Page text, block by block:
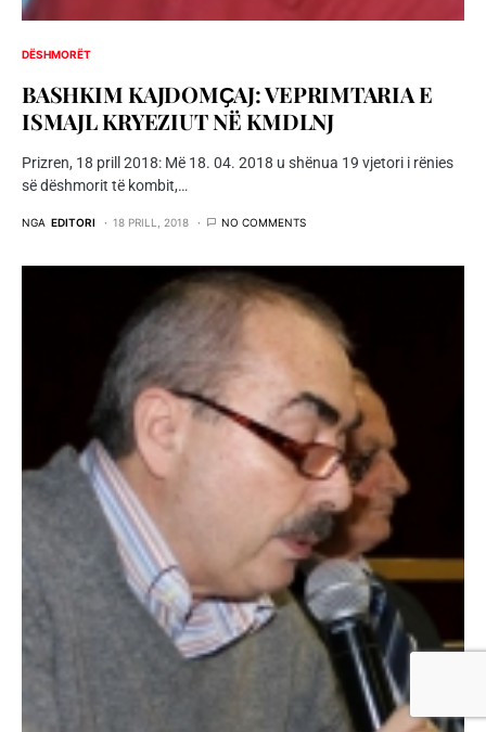
DËSHMORËT
BASHKIM KAJDOMҪAJ: VEPRIMTARIA E
ISMAJL KRYEZIUT NË KMDLNJ
Prizren, 18 prill 2018: Më 18. 04. 2018 u shënua 19 vjetori i rënies
së dëshmorit të kombit,…
NGA EDITORI 18 PRILL, 2018 NO COMMENTS